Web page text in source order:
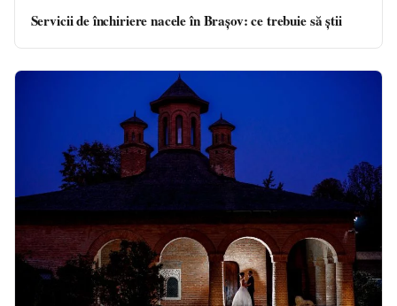
Servicii de închiriere nacele în Brașov: ce trebuie să știi